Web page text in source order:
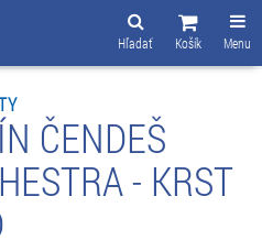
Menu
Košík
Hľadať
ČENDEŠ
- KRST